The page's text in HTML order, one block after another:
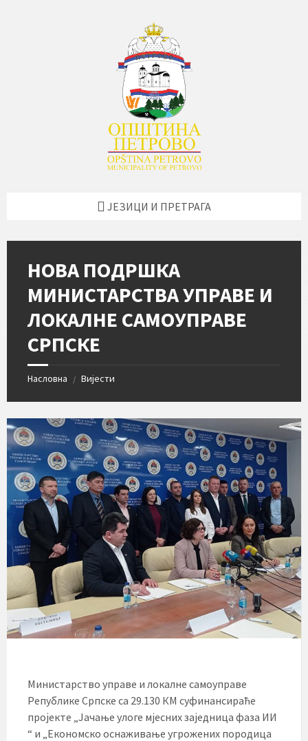
ЈЕЗИЦИ И ПРЕТРАГА
НОВА ПОДРШКА
МИНИСТАРСТВА УПРАВЕ И
ЛОКАЛНЕ САМОУПРАВЕ
СРПСКЕ
Насловна / Вијести
Министарство управе и локалне самоуправе
Републике Српске са 29.130 КМ суфинансираће
пројекте „Јачање улоге мјесних заједница фаза ИИ
“ и „Економско оснаживање угрожених породица